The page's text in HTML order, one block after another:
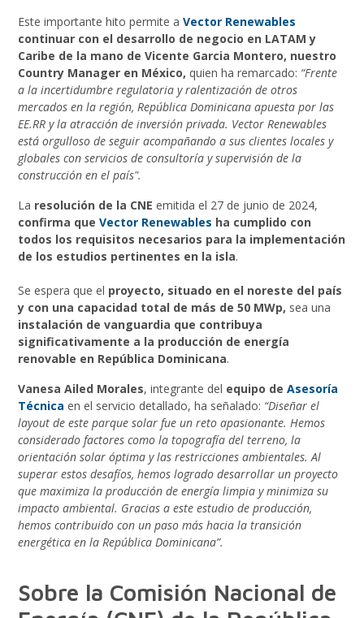
Este importante hito permite aVector Renewables
continuar con el desarrollo de negocio en LATAM y
Caribe de la mano de Vicente Garcia Montero, nuestro
Country Manager en México,quien ha remarcado: “Frente
a la incertidumbre regulatoria y ralentización de otros
mercados en la región, República Dominicana apuesta por las
EE.RR y la atracción de inversión privada. Vector Renewables
está orgulloso de seguir acompañando a sus clientes locales y
globales con servicios de consultoría y supervisión de la
construcción en el país".
La resolución de la CNE emitida el 27 de junio de 2024,
confirma queVector Renewables ha cumplido con
todos los requisitos necesarios para la implementación
de los estudios pertinentes en la isla.
Se espera que el proyecto, situado en el noreste del país
y con una capacidad total de más de 50 MWp, sea una
instalación de vanguardia que contribuya
significativamente a la producción de energía
renovable en República Dominicana.
Vanesa Ailed Morales, integrante del equipo deAsesoría
Técnica en el servicio detallado, ha señalado: “Diseñar el
layout de este parque solar fue un reto apasionante. Hemos
considerado factores como la topografía del terreno, la
orientación solar óptima y las restricciones ambientales. Al
superar estos desafíos, hemos logrado desarrollar un proyecto
que maximiza la producción de energía limpia y minimiza su
impacto ambiental. Gracias a este estudio de producción,
hemos contribuido con un paso más hacia la transición
energética en la República Dominicana”.
Sobre la Comisión Nacional de